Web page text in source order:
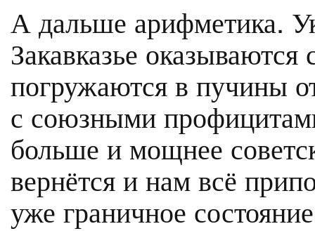
А дальше арифметика.
Закавказье
погружаются в пучины
с союзными
больше и мощнее
вернётся и нам всё
уже граничное